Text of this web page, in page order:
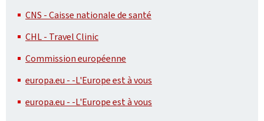
CNS - Caisse nationale de santé
CHL - Travel Clinic
Commission européenne
europa.eu - -L'Europe est à vous
europa.eu - -L'Europe est à vous